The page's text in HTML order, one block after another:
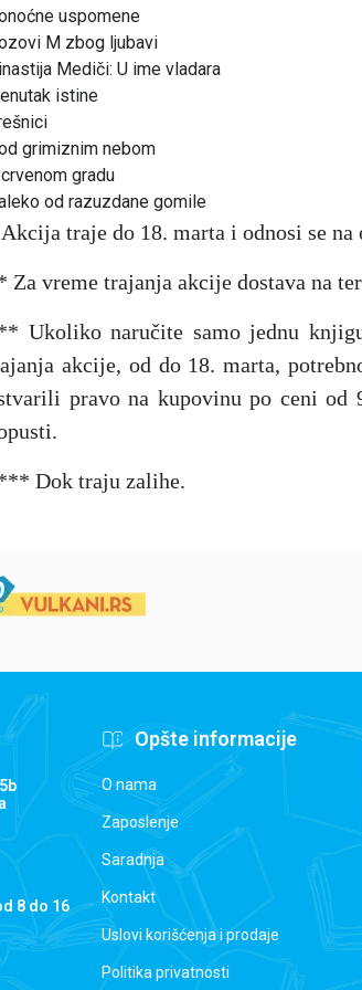
uspomene
M zbog ljubavi
Mediči: U ime vladara
istine
grimiznim nebom
gradu
od razuzdane gomile
traje do 18. marta i odnosi se na
Za vreme trajanja akcije dostava na
Ukoliko naručite samo jednu
akcije, od do 18. marta,
pravo na kupovinu po ceni od
Dok traju zalihe.
8 do 16
Opšte informacije
O nama
Zaposlenje
Saradnja
Kontakt
Uslovi korišćenja i prodaje
Politika privatnosti